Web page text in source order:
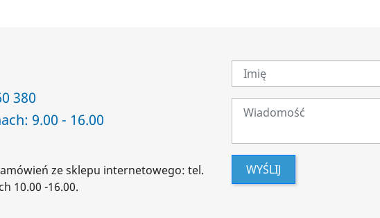
380
9.00 - 16.00
ze sklepu internetowego: tel.
10.00 -16.00.
WYŚLIJ